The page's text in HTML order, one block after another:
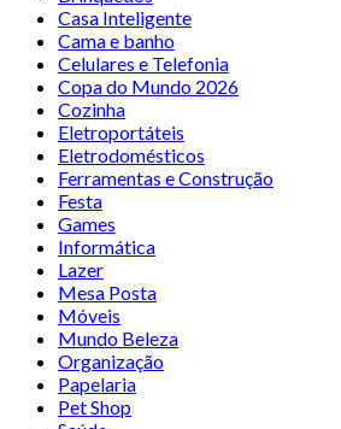
Casa Inteligente
Cama e banho
Celulares e Telefonia
Copa do Mundo 2026
Cozinha
Eletroportáteis
Eletrodomésticos
Ferramentas e Construção
Festa
Games
Informática
Lazer
Mesa Posta
Móveis
Mundo Beleza
Organização
Papelaria
Pet Shop